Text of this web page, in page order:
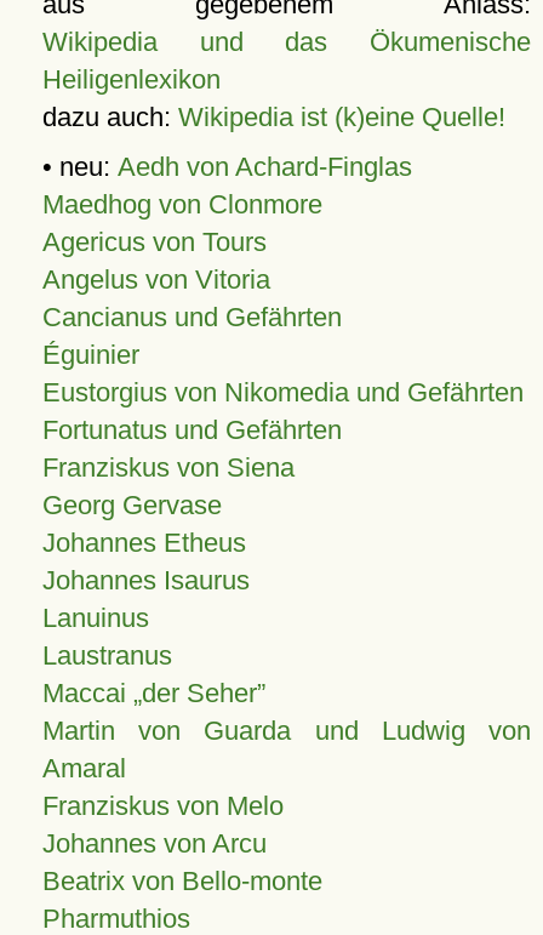
Wikipedia und das Ökumenische
Heiligenlexikon
dazu auch: Wikipedia ist (k)eine Quelle!
• neu: Aedh von Achard-Finglas
Maedhog von Clonmore
Agericus von Tours
Angelus von Vitoria
Cancianus und Gefährten
Éguinier
Eustorgius von Nikomedia und Gefährten
Fortunatus und Gefährten
Franziskus von Siena
Georg Gervase
Johannes Etheus
Johannes Isaurus
Lanuinus
Laustranus
Maccai „der Seher”
Martin von Guarda und Ludwig von
Amaral
Franziskus von Melo
Johannes von Arcu
Beatrix von Bello-monte
Pharmuthios